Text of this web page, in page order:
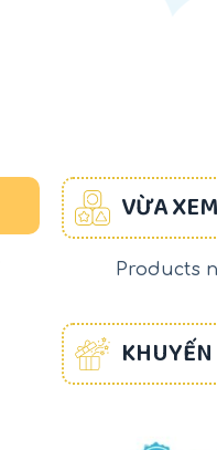
VỪA XEM
Products